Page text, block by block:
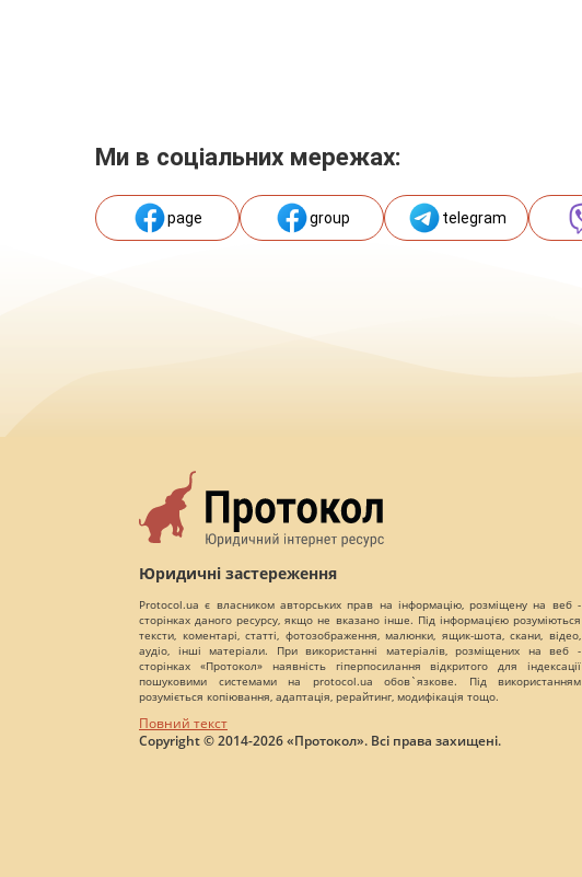
Ми в соціальних мережах:
page group telegram
Юридичні застереження
Protocol.ua є власником авторських прав на інформацію, розміщену на веб -
сторінках даного ресурсу, якщо не вказано інше. Під інформацією розуміються
тексти, коментарі, статті, фотозображення, малюнки, ящик-шота, скани, відео,
аудіо, інші матеріали. При використанні матеріалів, розміщених на веб -
сторінках «Протокол» наявність гіперпосилання відкритого для індексації
пошуковими системами на protocol.ua обов`язкове. Під використанням
розуміється копіювання, адаптація, рерайтинг, модифікація тощо.
Повний текст
Copyright © 2014-2026 «Протокол». Всі права захищені.